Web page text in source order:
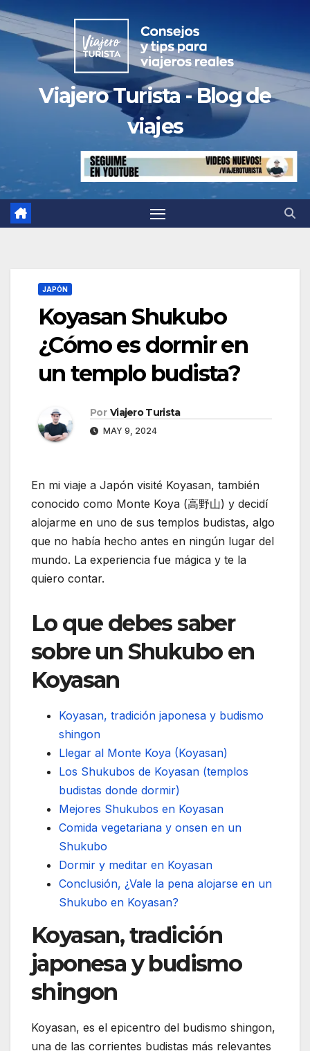
Saltar
al
contenido
Viajero Turista - Blog de
viajes
JAPÓN
Koyasan Shukubo
¿Cómo es dormir en
un templo budista?
Por Viajero Turista
MAY 9, 2024
En mi viaje a Japón visité Koyasan, también
conocido como Monte Koya (高野山) y decidí
alojarme en uno de sus templos budistas, algo
que no había hecho antes en ningún lugar del
mundo. La experiencia fue mágica y te la
quiero contar.
Lo que debes saber
sobre un Shukubo en
Koyasan
Koyasan, tradición japonesa y budismo
shingon
Llegar al Monte Koya (Koyasan)
Los Shukubos de Koyasan (templos
budistas donde dormir)
Mejores Shukubos en Koyasan
Comida vegetariana y onsen en un
Shukubo
Dormir y meditar en Koyasan
Conclusión, ¿Vale la pena alojarse en un
Shukubo en Koyasan?
Koyasan, tradición
japonesa y budismo
shingon
Koyasan, es el epicentro del budismo shingon,
una de las corrientes budistas más relevantes